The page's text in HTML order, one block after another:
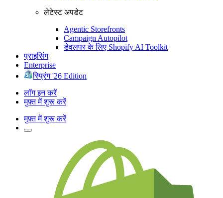
लेटेस्ट अपडेट
Agentic Storefronts
Campaign Autopilot
डेवलपर के लिए Shopify AI Toolkit
प्राइसिंग
Enterprise
स्प्रिंग '26 Edition
लॉग इन करें
मुफ़्त में शुरू करें
मुफ़्त में शुरू करें